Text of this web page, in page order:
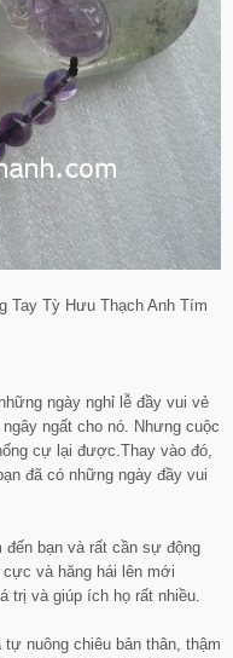
Tay Tỳ Hưu Thạch Anh Tím
ngày nghỉ lễ đầy vui vẻ
ngất cho nó. Nhưng cuộc
cự lại được.Thay vào đó,
đã có những ngày đầy vui
bạn và rất cần sự động
và hăng hái lên mới
trị và giúp ích họ rất nhiều.
nuông chiêu bản thân, thậm